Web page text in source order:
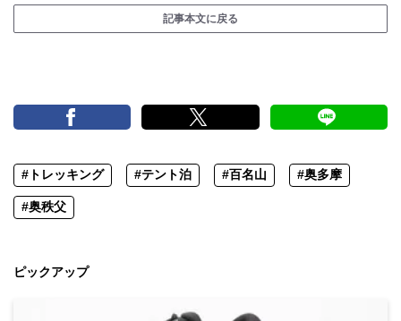
記事本文に戻る
#トレッキング #テント泊 #百名山 #奥多摩
#奥秩父
ピックアップ